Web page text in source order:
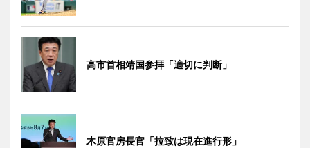
高市首相靖国参拝「適切に判断」
木原官房長官「拉致は現在進行形」